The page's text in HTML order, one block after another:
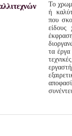
Το
ή
που
είδους
τα έργα